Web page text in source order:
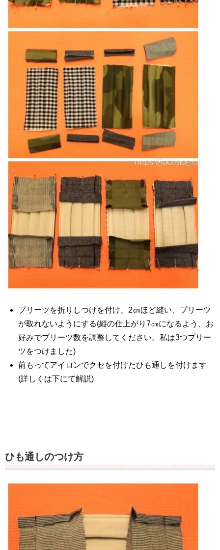
プリーツを折りしつけを付け、2㎝ほど縫い、プリーツ
が取れないようにする(縦の仕上がり7㎝になるよう、お
好みでプリーツ数を調整してください。私は3つプリー
ツをつけました)
前もってアイロンでクセを付けたひも通しを付けます
(詳しくは下にて解説)
ひも通しのつけ方